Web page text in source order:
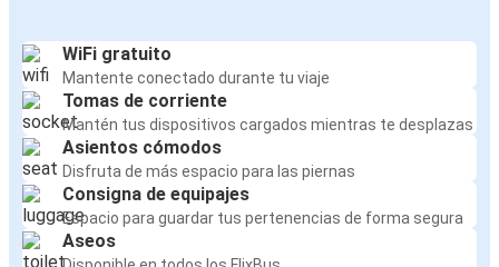
WiFi gratuito
Mantente conectado durante tu viaje
Tomas de corriente
Mantén tus dispositivos cargados mientras te desplazas
Asientos cómodos
Disfruta de más espacio para las piernas
Consigna de equipajes
Espacio para guardar tus pertenencias de forma segura
Aseos